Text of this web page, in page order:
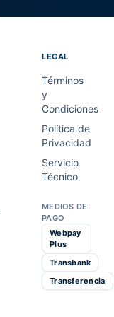
LEGAL
Términos
y
Condiciones
Política de
Privacidad
Servicio
Técnico
MEDIOS DE
PAGO
Webpay
Plus
Transbank
Transferencia